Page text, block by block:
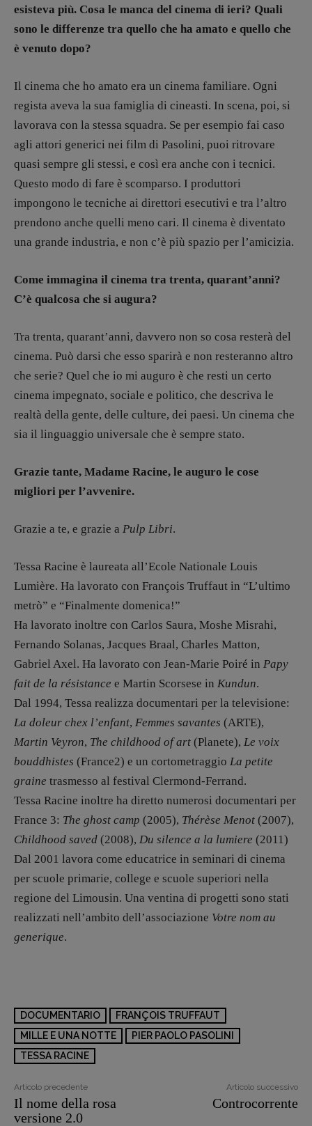
Copyright © 2018 – 2023 Pulp Magazine –
Tribunale Milano n° 5864/2023 – cod. fis.
esisteva più. Cosa le manca del cinema di ieri? Quali
sono le differenze tra quello che ha amato e quello che
è venuto dopo?
Il cinema che ho amato era un cinema familiare. Ogni
regista aveva la sua famiglia di cineasti. In scena, poi, si
lavorava con la stessa squadra. Se per esempio fai caso
agli attori generici nei film di Pasolini, puoi ritrovare
quasi sempre gli stessi, e così era anche con i tecnici.
Questo modo di fare è scomparso. I produttori
impongono le tecniche ai direttori esecutivi e tra l’altro
prendono anche quelli meno cari. Il cinema è diventato
una grande industria, e non c’è più spazio per l’amicizia.
Come immagina il cinema tra trenta, quarant’anni?
C’è qualcosa che si augura?
Tra trenta, quarant’anni, davvero non so cosa resterà del
cinema. Può darsi che esso sparirà e non resteranno altro
che serie? Quel che io mi auguro è che resti un certo
cinema impegnato, sociale e politico, che descriva le
realtà della gente, delle culture, dei paesi. Un cinema che
sia il linguaggio universale che è sempre stato.
Grazie tante, Madame Racine, le auguro le cose
migliori per l’avvenire.
Grazie a te, e grazie a Pulp Libri.
Tessa Racine è laureata all’Ecole Nationale Louis
Lumière. Ha lavorato con François Truffaut in “L’ultimo
metrò” e “Finalmente domenica!”
Ha lavorato inoltre con Carlos Saura, Moshe Misrahi,
Fernando Solanas, Jacques Braal, Charles Matton,
Gabriel Axel. Ha lavorato con Jean-Marie Poiré in Papy
fait de la résistance e Martin Scorsese in Kundun.
Dal 1994, Tessa realizza documentari per la televisione:
La doleur chex l’enfant, Femmes savantes (ARTE),
Martin Veyron, The childhood of art (Planete), Le voix
bouddhistes (France2) e un cortometraggio La petite
graine trasmesso al festival Clermond-Ferrand.
Tessa Racine inoltre ha diretto numerosi documentari per
France 3: The ghost camp (2005), Thérèse Menot (2007),
Childhood saved (2008), Du silence a la lumiere (2011)
Dal 2001 lavora come educatrice in seminari di cinema
per scuole primarie, college e scuole superiori nella
regione del Limousin. Una ventina di progetti sono stati
realizzati nell’ambito dell’associazione Votre nom au
generique.
DOCUMENTARIO
FRANÇOIS TRUFFAUT
MILLE E UNA NOTTE
PIER PAOLO PASOLINI
TESSA RACINE
Articolo precedente
Il nome della rosa
versione 2.0
Articolo successivo
Controcorrente